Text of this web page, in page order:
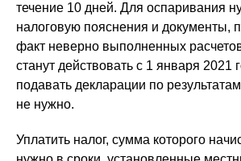
течение 10 дней. Для оспаривания
налоговую пояснения и документы,
факт неверно выполненных
станут действовать с 1 января 2021
подавать декларации по
не нужно.
Уплатить налог, сумма которого